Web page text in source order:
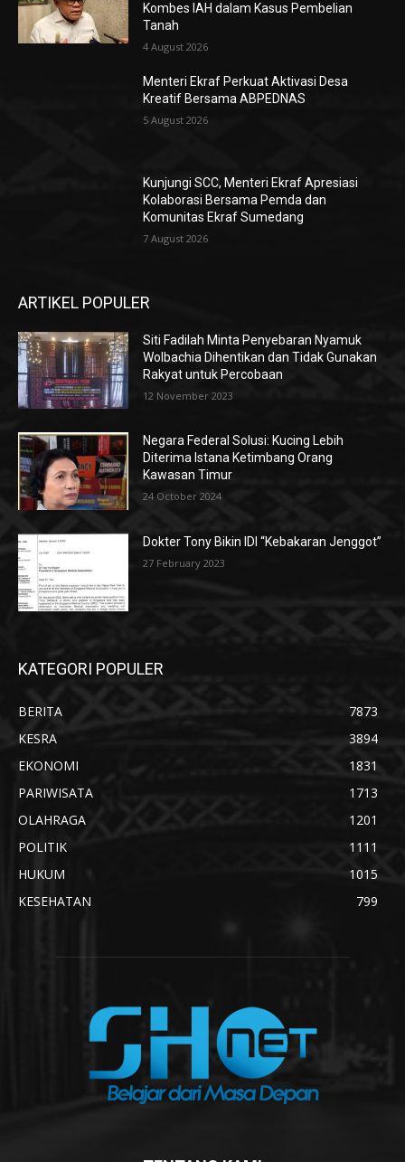
Kombes IAH dalam Kasus Pembelian
Tanah
4 August 2026
Menteri Ekraf Perkuat Aktivasi Desa
Kreatif Bersama ABPEDNAS
5 August 2026
Kunjungi SCC, Menteri Ekraf Apresiasi
Kolaborasi Bersama Pemda dan
Komunitas Ekraf Sumedang
7 August 2026
ARTIKEL POPULER
Siti Fadilah Minta Penyebaran Nyamuk
Wolbachia Dihentikan dan Tidak Gunakan
Rakyat untuk Percobaan
12 November 2023
Negara Federal Solusi: Kucing Lebih
Diterima Istana Ketimbang Orang
Kawasan Timur
24 October 2024
Dokter Tony Bikin IDI “Kebakaran Jenggot”
27 February 2023
KATEGORI POPULER
BERITA
7873
KESRA
3894
EKONOMI
1831
PARIWISATA
1713
OLAHRAGA
1201
POLITIK
1111
HUKUM
1015
KESEHATAN
799